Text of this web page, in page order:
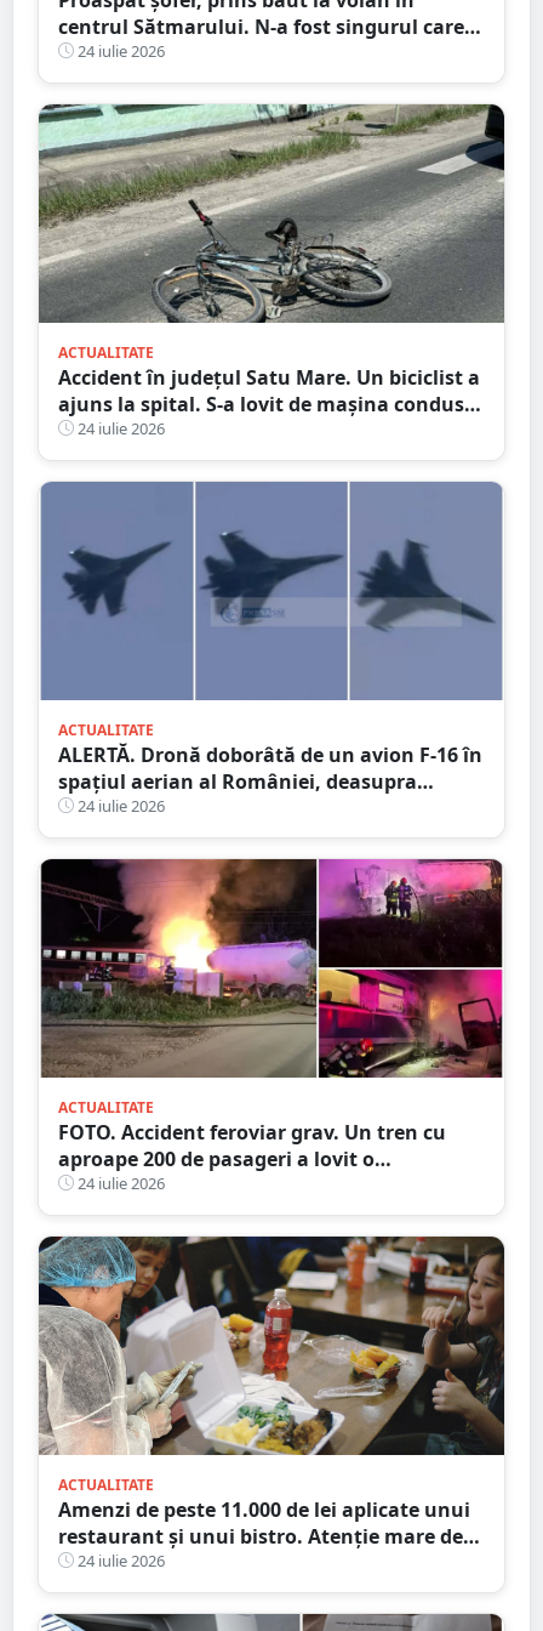
centrul Sătmarului. N-a fost singurul care a
călcat pe bec
24 iulie 2026
ACTUALITATE
Accident în județul Satu Mare. Un biciclist a
ajuns la spital. S-a lovit de mașina condusă
de un tânăr șofer
24 iulie 2026
ACTUALITATE
ALERTĂ. Dronă doborâtă de un avion F-16 în
spațiul aerian al României, deasupra
județului Buzău
24 iulie 2026
ACTUALITATE
FOTO. Accident feroviar grav. Un tren cu
aproape 200 de pasageri a lovit o
autocisternă, care a luat foc
24 iulie 2026
ACTUALITATE
Amenzi de peste 11.000 de lei aplicate unui
restaurant și unui bistro. Atenție mare de
unde mâncați
24 iulie 2026